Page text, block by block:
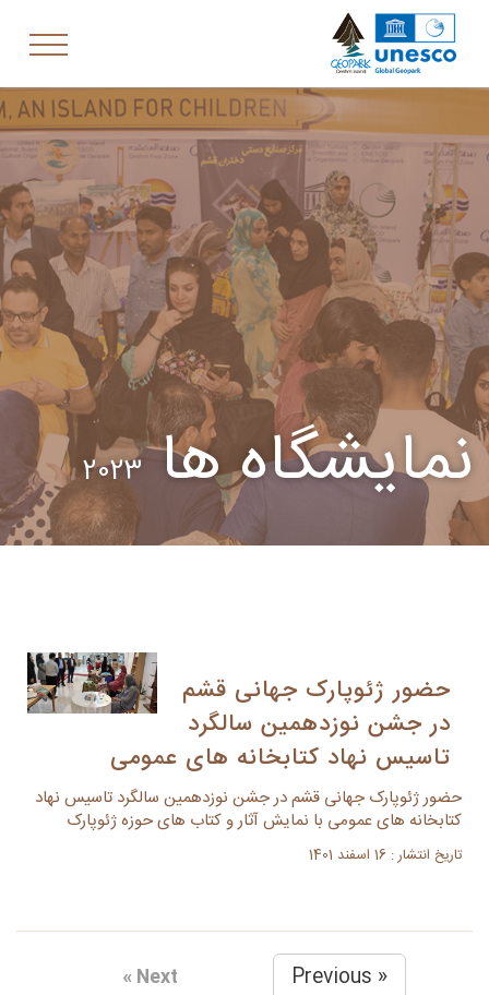
نمایشگاه ها2023
حضور ژئوپارک جهانی قشم
در جشن نوزدهمین سالگرد
تاسیس نهاد کتابخانه های عمومی
حضور ژئوپارک جهانی قشم در جشن نوزدهمین سالگرد تاسیس نهاد
کتابخانه های عمومی با نمایش آثار و کتاب های حوزه ژئوپارک
تاریخ انتشار : 16 اسفند 1401
« Previous
Next »